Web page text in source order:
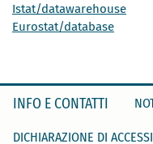
Istat/datawarehouse
Eurostat/database
INFO E CONTATTI
DICHIARAZIONE DI